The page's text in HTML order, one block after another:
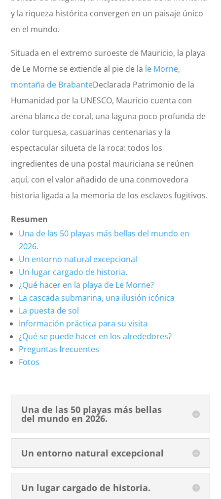
y la riqueza histórica convergen en un paisaje único
en el mundo.
Situada en el extremo suroeste de Mauricio, la playa
de Le Morne se extiende al pie de la le Morne,
montaña de BrabanteDeclarada Patrimonio de la
Humanidad por la UNESCO, Mauricio cuenta con
arena blanca de coral, una laguna poco profunda de
color turquesa, casuarinas centenarias y la
espectacular silueta de la roca: todos los
ingredientes de una postal mauriciana se reúnen
aquí, con el valor añadido de una conmovedora
historia ligada a la memoria de los esclavos fugitivos.
Resumen
Una de las 50 playas más bellas del mundo en
2026.
Un entorno natural excepcional
Un lugar cargado de historia.
¿Qué hacer en la playa de Le Morne?
La cascada submarina, una ilusión icónica
La puesta de sol
Información práctica para su visita
¿Qué se puede hacer en los alrededores?
Preguntas frecuentes
Fotos
Una de las 50 playas más bellas
del mundo en 2026.
Un entorno natural excepcional
Un lugar cargado de historia.